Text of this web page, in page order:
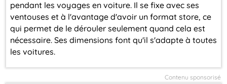
10
pendant les voyages en voiture. Il se fixe avec ses
ventouses et à l'avantage d'avoir un format store, ce
qui permet de le dérouler seulement quand cela est
nécessaire. Ses dimensions font qu'il s'adapte à toutes
les voitures.
Contenu sponsorisé